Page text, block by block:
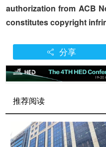
authorization from ACB
constitutes copyright
 分享
推荐阅读